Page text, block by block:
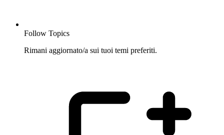
Follow Topics
Rimani aggiornato/a sui tuoi temi preferiti.